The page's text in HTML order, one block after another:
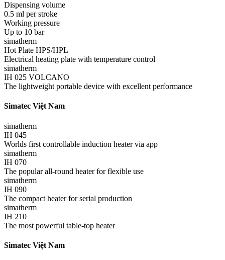
Dispensing volume
0.5 ml per stroke
Working pressure
Up to 10 bar
simatherm
Hot Plate HPS/HPL
Electrical heating plate with temperature control
simatherm
IH 025 VOLCANO
The lightweight portable device with excellent performance
Simatec Việt Nam
simatherm
IH 045
Worlds first controllable induction heater via app
simatherm
IH 070
The popular all-round heater for flexible use
simatherm
IH 090
The compact heater for serial production
simatherm
IH 210
The most powerful table-top heater
Simatec Việt Nam